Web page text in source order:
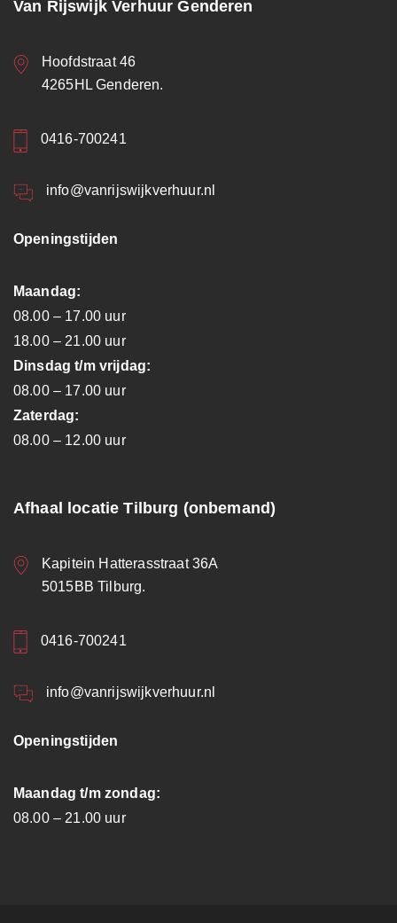
Van Rijswijk Verhuur Genderen
Hoofdstraat 46
4265HL Genderen.
0416-700241
info@vanrijswijkverhuur.nl
Openingstijden
Maandag:
08.00 – 17.00 uur
18.00 – 21.00 uur
Dinsdag t/m vrijdag:
08.00 – 17.00 uur
Zaterdag:
08.00 – 12.00 uur
Afhaal locatie Tilburg (onbemand)
Kapitein Hatterasstraat 36A
5015BB Tilburg.
0416-700241
info@vanrijswijkverhuur.nl
Openingstijden
Maandag t/m zondag:
08.00 – 21.00 uur